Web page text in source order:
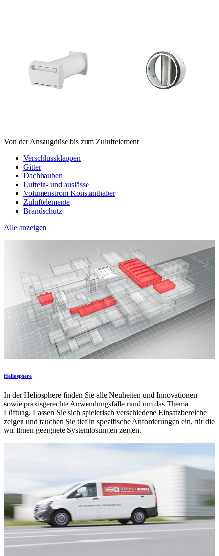
Von der Ansaugdüse bis zum Zuluftelement
Verschlussklappen
Gitter
Dachhauben
Luftein- und auslässe
Volumenstrom Konstanthalter
Zuluftelemente
Brandschutz
Alle anzeigen
Heliosphere
In der Heliosphere finden Sie alle Neuheiten und Innovationen
sowie praxisgerechte Anwendungsfälle rund um das Thema
Lüftung. Lassen Sie sich spielerisch verschiedene Einsatzbereiche
zeigen und tauchen Sie tief in spezifische Anforderungen ein, für die
wir Ihnen geeignete Systemlösungen zeigen.